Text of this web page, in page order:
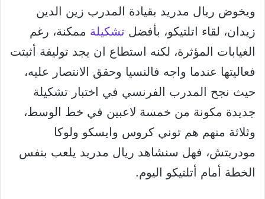
ويخوض ريال مدريد بقيادة المدرب زين الدين
زيدان، لقاء اتلتيكو، بأفضل تشكيلة ممكنة، رغم
الغيابات المؤثرة، لكنه استطاع ان يجد توليفة أثبتت
فعاليتها عندما واجه فالنسيا وحقق الانتصار عليه،
حيث نجح المدرب الفرنسي في اختبار تشكيلة
جديدة مكونة من خمسة لاعبين في خط الوسط،
وثلاثة منهم هم توني كروس وايسكو ولوكا
مودريتش، فهل سنشاهد ريال مدريد يلعب بنفس
الخطة أمام أتلتيكو اليوم.